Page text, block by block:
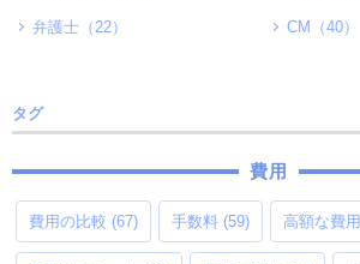
弁護士（22） CM（40）
タグ
費用
費用の比較 (67) 手数料 (59) 高額な費用